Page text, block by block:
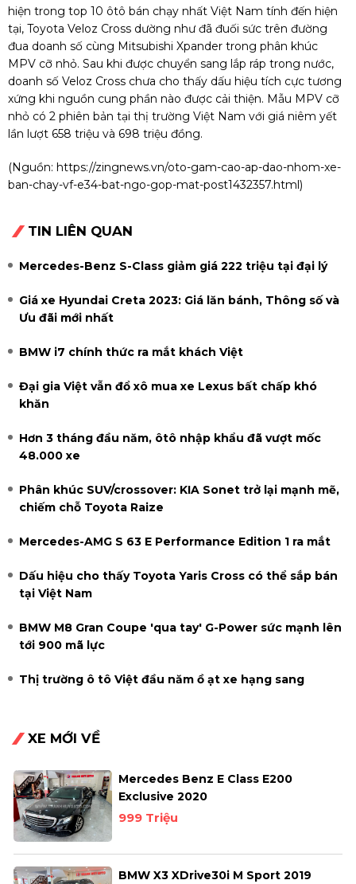
hiện trong top 10 ôtô bán chạy nhất Việt Nam tính đến hiện
tại, Toyota Veloz Cross dường như đã đuối sức trên đường
đua doanh số cùng Mitsubishi Xpander trong phân khúc
MPV cỡ nhỏ. Sau khi được chuyển sang lắp ráp trong nước,
doanh số Veloz Cross chưa cho thấy dấu hiệu tích cực tương
xứng khi nguồn cung phần nào được cải thiện. Mẫu MPV cỡ
nhỏ có 2 phiên bản tại thị trường Việt Nam với giá niêm yết
lần lượt 658 triệu và 698 triệu đồng.
(Nguồn: https://zingnews.vn/oto-gam-cao-ap-dao-nhom-xe-
ban-chay-vf-e34-bat-ngo-gop-mat-post1432357.html)
TIN LIÊN QUAN
Mercedes-Benz S-Class giảm giá 222 triệu tại đại lý
Giá xe Hyundai Creta 2023: Giá lăn bánh, Thông số và
Ưu đãi mới nhất
BMW i7 chính thức ra mắt khách Việt
Đại gia Việt vẫn đổ xô mua xe Lexus bất chấp khó
khăn
Hơn 3 tháng đầu năm, ôtô nhập khẩu đã vượt mốc
48.000 xe
Phân khúc SUV/crossover: KIA Sonet trở lại mạnh mẽ,
chiếm chỗ Toyota Raize
Mercedes-AMG S 63 E Performance Edition 1 ra mắt
Dấu hiệu cho thấy Toyota Yaris Cross có thể sắp bán
tại Việt Nam
BMW M8 Gran Coupe 'qua tay' G-Power sức mạnh lên
tới 900 mã lực
Thị trường ô tô Việt đầu năm ồ ạt xe hạng sang
XE MỚI VỀ
Mercedes Benz E Class E200
Exclusive 2020
999 Triệu
BMW X3 XDrive30i M Sport 2019